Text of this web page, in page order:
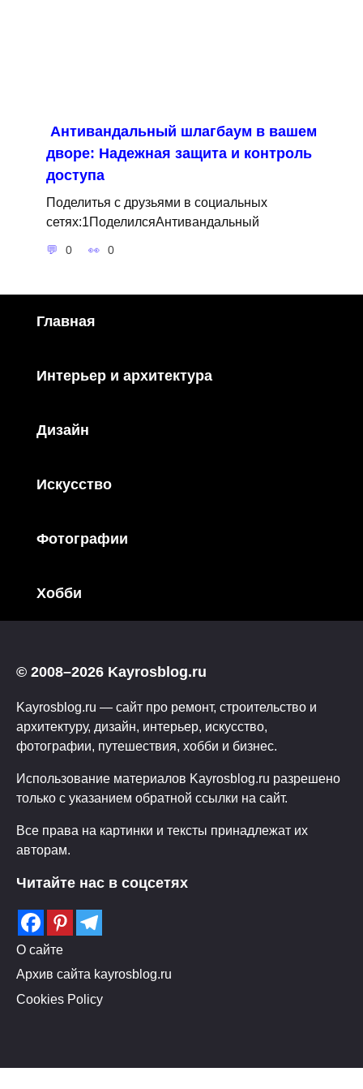
Антивандальный шлагбаум в вашем
дворе: Надежная защита и контроль
доступа
Поделитья с друзьями в социальных
сетях:1ПоделилсяАнтивандальный
0 0
Главная
Интерьер и архитектура
Дизайн
Искусство
Фотографии
Хобби
© 2008–2026 Kayrosblog.ru
Kayrosblog.ru — сайт про ремонт, строительство и
архитектуру, дизайн, интерьер, искусство,
фотографии, путешествия, хобби и бизнес.
Использование материалов Kayrosblog.ru разрешено
только с указанием обратной ссылки на сайт.
Все права на картинки и тексты принадлежат их
авторам.
Читайте нас в соцсетях
О сайте
Архив сайта kayrosblog.ru
Cookies Policy